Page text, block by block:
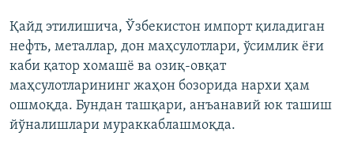
Қайд этилишича, Ўзбекистон импорт қиладиган
нефть, металлар, дон маҳсулотлари, ўсимлик ёғи
каби қатор хомашё ва озиқ-овқат
маҳсулотларининг жаҳон бозорида нархи ҳам
ошмоқда. Бундан ташқари, анъанавий юк ташиш
йўналишлари мураккаблашмоқда.